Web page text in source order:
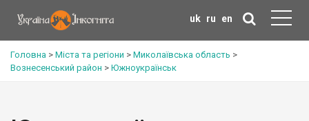
uk ru en
Головна > Міста та регіони > Миколаївська область >
Вознесенський район > Южноукраїнськ